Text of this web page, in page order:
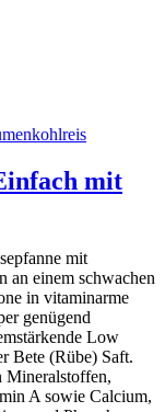
mit
mit
an einem schwachen
in vitaminarme
genügend
Low
Bete (Rübe) Saft.
Mineralstoffen,
A sowie Calcium,